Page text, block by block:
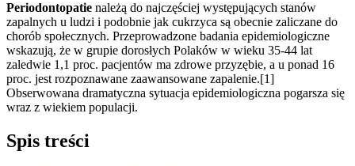
Periodontopatie należą do najczęściej występujących stanów
zapalnych u ludzi i podobnie jak cukrzyca są obecnie zaliczane do
chorób społecznych. Przeprowadzone badania epidemiologiczne
wskazują, że w grupie dorosłych Polaków w wieku 35-44 lat
zaledwie 1,1 proc. pacjentów ma zdrowe przyzębie, a u ponad 16
proc. jest rozpoznawane zaawansowane zapalenie.[1]
Obserwowana dramatyczna sytuacja epidemiologiczna pogarsza się
wraz z wiekiem populacji.
Spis treści